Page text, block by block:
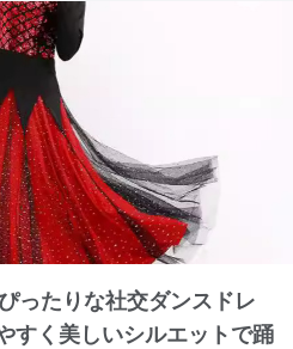
ったりな社交ダンスドレ
すく美しいシルエットで踊